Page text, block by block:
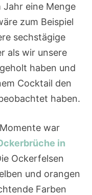
Jahr eine Menge
zum Beispiel
sechstägige
als wir unsere
haben und
Cocktail den
haben.
war
in
Ockerfelsen
und orangen
Farben